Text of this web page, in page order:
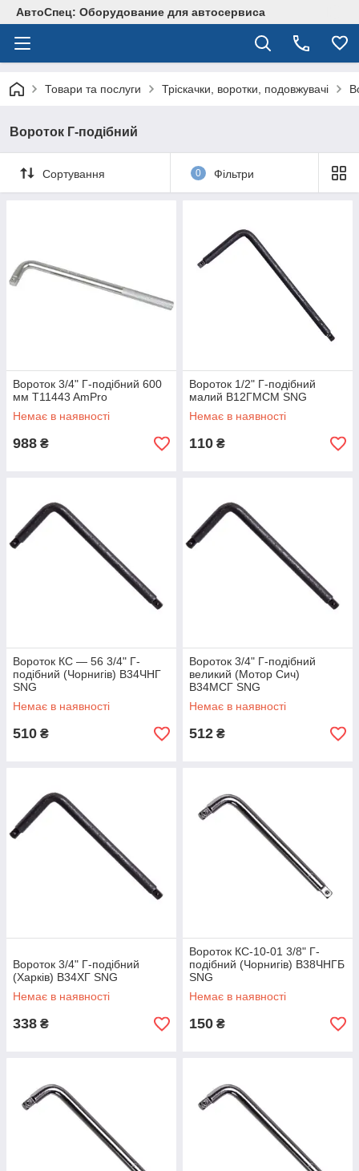
АвтоСпец: Оборудование для автосервиса
Товари та послуги Тріскачки, воротки, подовжувачі
Вороток Г-подібний
Сортування 0 Фільтри
Вороток 3/4" Г-подібний 600
мм T11443 AmPro
Немає в наявності
988 ₴
Вороток 1/2" Г-подібний
малий В12ГМСМ SNG
Немає в наявності
110 ₴
Вороток КС — 56 3/4" Г-
подібний (Чорнигів) В34ЧНГ
SNG
Немає в наявності
510 ₴
Вороток 3/4" Г-подібний
великий (Мотор Сич)
В34МСГ SNG
Немає в наявності
512 ₴
Вороток 3/4" Г-подібний
(Харків) В34ХГ SNG
Немає в наявності
338 ₴
Вороток КС-10-01 3/8" Г-
подібний (Чорнигів) В38ЧНГБ
SNG
Немає в наявності
150 ₴